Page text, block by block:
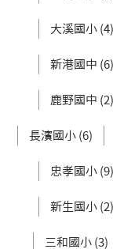
大溪國小 (4)
新港國中 (6)
鹿野國中 (2)
長濱國小 (6)
忠孝國小 (9)
新生國小 (2)
三和國小 (3)